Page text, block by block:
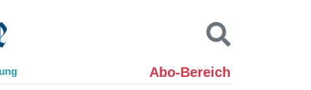
Abo-Bereich